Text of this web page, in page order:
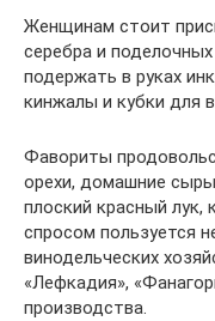
Женщинам стоит
серебра и
подержать в руках
кинжалы и кубки для
Фавориты
орехи, домашние
плоский красный лук,
спросом пользуется
винодельческих
«Лефкадия»,
производства.